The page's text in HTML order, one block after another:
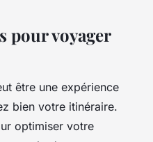
pour voyager
être une expérience
bien votre itinéraire.
optimiser votre